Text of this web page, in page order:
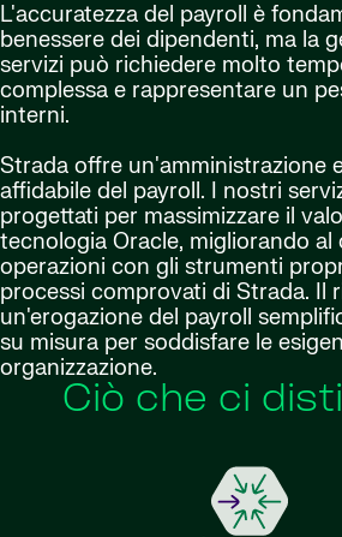
L'accuratezza del payroll è
benessere dei dipendenti, ma la
servizi può richiedere molto
complessa e rappresentare un
interni.
Strada offre un'amministrazione
affidabile del payroll. I nostri
progettati per massimizzare il
tecnologia Oracle, migliorando al
operazioni con gli strumenti
processi comprovati di Strada. Il
un'erogazione del payroll
su misura per soddisfare le
organizzazione.
Ciò che ci